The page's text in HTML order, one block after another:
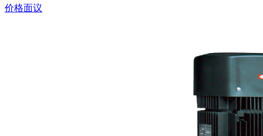
价格面议